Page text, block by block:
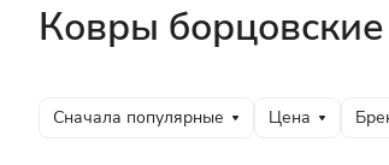
Ковры борцовские
Сначала популярные Цена